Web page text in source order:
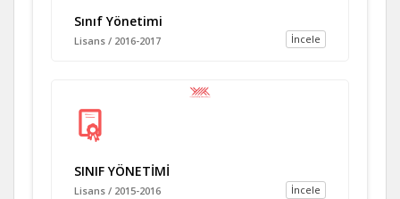
Sınıf Yönetimi
İncele
Lisans / 2016-2017
SINIF YÖNETİMİ
İncele
Lisans / 2015-2016